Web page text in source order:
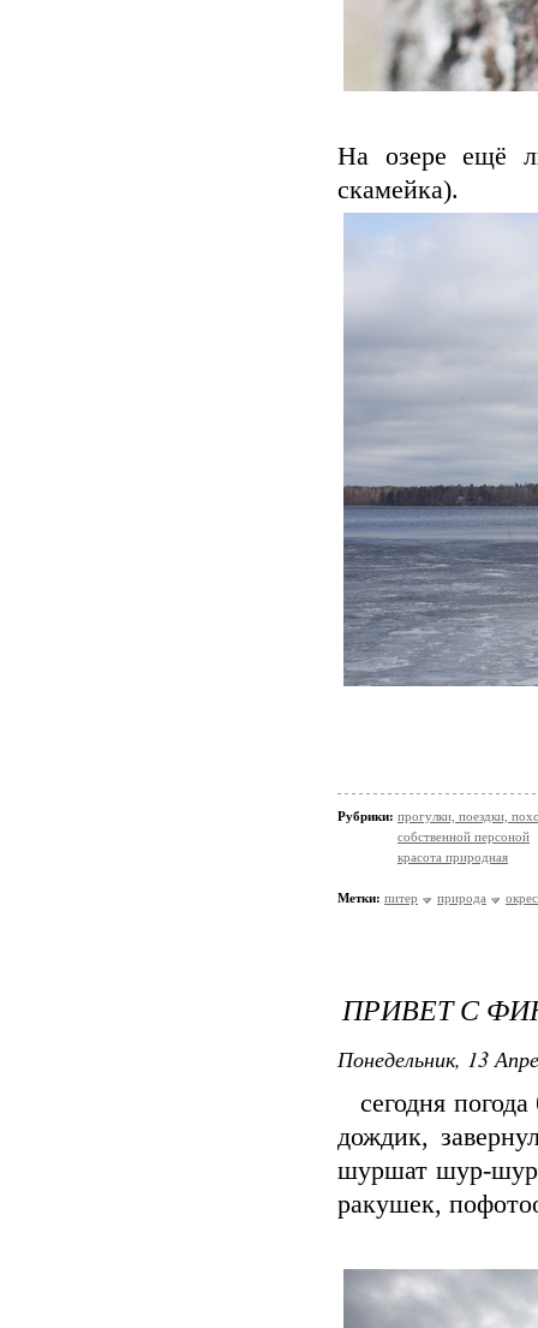
На озере ещё
скамейка).
Рубрики: прогулки, поездки,
собственной персоной
красота природная
Метки: питер природа
ПРИВЕТ С
Понедельник, 13
сегодня
дождик,
шуршат шур-
ракушек,